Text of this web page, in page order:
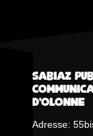
Sabiaz
d’Olonne
Adresse: